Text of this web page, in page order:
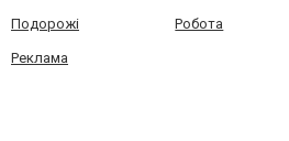
Подорожі Робота
Реклама